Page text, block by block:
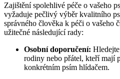
Zajištění spolehlivé péče o vašeho
vyžaduje pečlivý výběr kvalitního
správného člověka k péči o vašeho
užitečné následující rady:
Osobní doporučení:
rodiny nebo přátel, kteří mají
konkrétním psím hlídačem.